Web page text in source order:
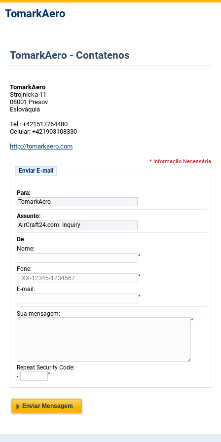
TomarkAero
TomarkAero - Contatenos
TomarkAero
Strojnícka 11
08001 Presov
Eslováquia
Tel.: +421517764480
Celular: +421903108330
http://tomarkaero.com
* Informação Necessária
Enviar E-mail
Para:
TomarkAero
Assunto:
AirCraft24.com: Inquiry
De
Nome:
*
Fone:
*
E-mail :
*
Sua mensagem:
*
Repeat Security Code:
*